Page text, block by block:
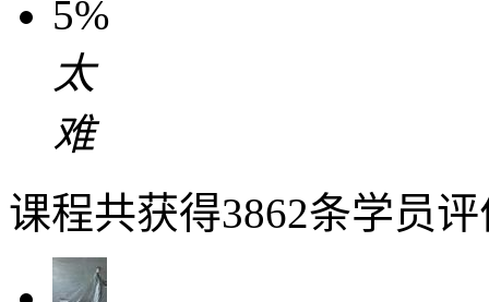
5%
太
难
课程共获得3862条学员